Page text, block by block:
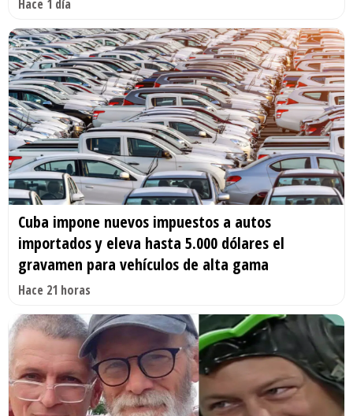
Hace 1 día
Cuba impone nuevos impuestos a autos
importados y eleva hasta 5.000 dólares el
gravamen para vehículos de alta gama
Hace 21 horas